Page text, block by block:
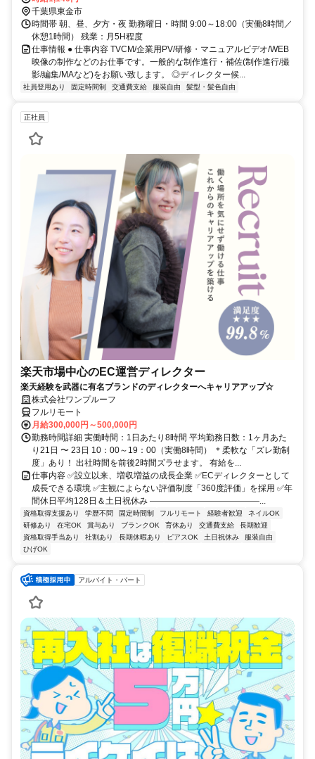
千葉県東金市
時間帯 朝、昼、夕方・夜 勤務曜日・時間 9:00～18:00（実働8時間／
休憩1時間） 残業：月5H程度
仕事情報 ● 仕事内容 TVCM/企業用PV/研修・マニュアルビデオ/WEB
映像の制作などのお仕事です。一般的な制作進行・補佐(制作進行/撮
影/編集/MAなど)をお願い致します。 ◎ディレクター候...
社員登用あり 固定時間制 交通費支給 服装自由 髪型・髪色自由
正社員
楽天市場中心のEC運営ディレクター
楽天経験を武器に有名ブランドのディレクターへキャリアアップ☆
株式会社ワンプルーフ
フルリモート
月給300,000円～500,000円
勤務時間詳細 実働時間：1日あたり8時間 平均勤務日数：1ヶ月あた
り21日 〜 23日 10：00～19：00（実働8時間） ＊柔軟な「ズレ勤制
度」あり！ 出社時間を前後2時間ズラせます。 有給を...
仕事内容 ✅設立以来、増収増益の成長企業 ✅ECディレクターとして
成長できる環境 ✅主観によらない評価制度「360度評価」を採用 ✅年
間休日平均128日＆土日祝休み ―――――――――――――...
資格取得支援あり 学歴不問 固定時間制 フルリモート 経験者歓迎
ネイルOK
研修あり
在宅OK 賞与あり ブランクOK 育休あり 交通費支給
長期歓迎
資格取得手当あり
社割あり 長期休暇あり ピアスOK 土日祝休み
服装自由
ひげOK
アルバイト・パート